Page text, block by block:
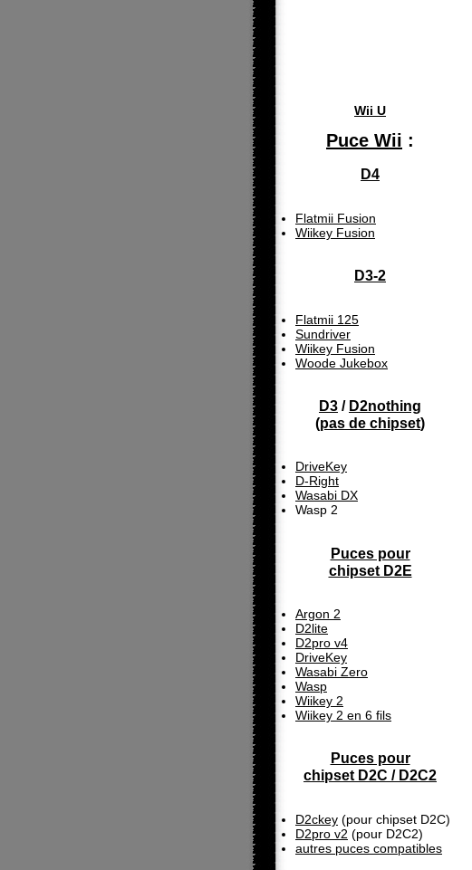
Wii U
Puce Wii :
D4
Flatmii Fusion
Wiikey Fusion
D3-2
Flatmii 125
Sundriver
Wiikey Fusion
Woode Jukebox
D3 / D2nothing
(pas de chipset)
DriveKey
D-Right
Wasabi DX
Wasp 2
Puces pour
chipset D2E
Argon 2
D2lite
D2pro v4
DriveKey
Wasabi Zero
Wasp
Wiikey 2
Wiikey 2 en 6 fils
Puces pour
chipset D2C / D2C2
D2ckey (pour chipset D2C)
D2pro v2 (pour D2C2)
autres puces compatibles